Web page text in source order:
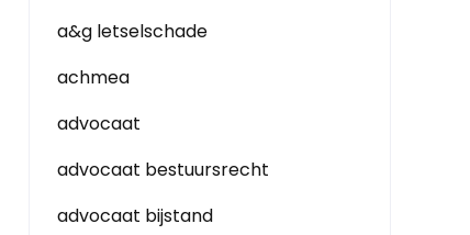
a&g letselschade
achmea
advocaat
advocaat bestuursrecht
advocaat bijstand